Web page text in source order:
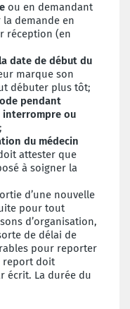
ou en demandant
la demande en
réception (en
date de début du
marque son
débuter plus tôt;
pendant
interrompre ou
;
du médecin
attester que
à soigner la
d’une nouvelle
pour tout
d’organisation,
de délai de
pour reporter
report doit
écrit. La durée du